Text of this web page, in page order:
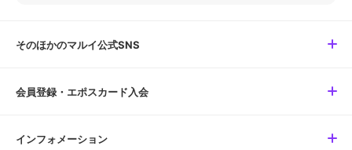
そのほかのマルイ公式SNS
会員登録・エポスカード入会
インフォメーション